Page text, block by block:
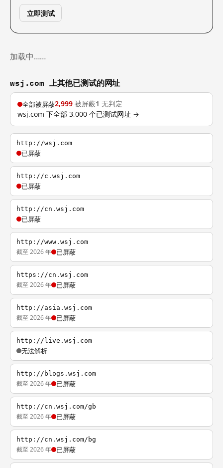
立即测试
加载中……
wsj.com 上其他已测试的网址
全部被屏蔽2,999 被屏蔽1 无判定
wsj.com 下全部 3,000 个已测试网址 →
http://wsj.com
已屏蔽
http://c.wsj.com
已屏蔽
http://cn.wsj.com
已屏蔽
http://www.wsj.com
截至 2026 年 已屏蔽
https://cn.wsj.com
截至 2026 年 已屏蔽
http://asia.wsj.com
截至 2026 年 已屏蔽
http://live.wsj.com
无法解析
http://blogs.wsj.com
截至 2026 年 已屏蔽
http://cn.wsj.com/gb
截至 2026 年 已屏蔽
http://cn.wsj.com/bg
截至 2026 年 已屏蔽